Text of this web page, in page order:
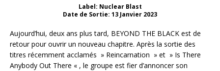
Label: Nuclear Blast
Date de Sortie: 13 Janvier 2023
Aujourd’hui, deux ans plus tard, BEYOND THE BLACK est de
retour pour ouvrir un nouveau chapitre. Après la sortie des
titres récemment acclamés » Reincarnation » et » Is There
Anybody Out There « , le groupe est fier d’annoncer son